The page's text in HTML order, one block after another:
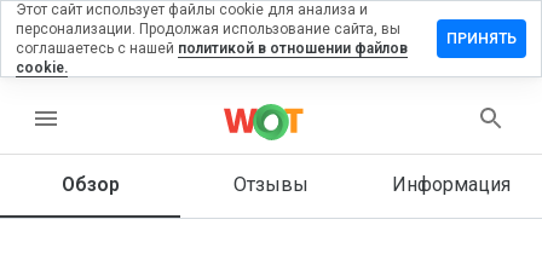
menu
Обзор Отзывы Информация
на
Как бы
Этот сайт использует файлы cookie для анализа и
персонализации. Продолжая использование сайта, вы
соглашаетесь с нашей политикой в отношении файлов
cookie.
ПРИНЯТЬ